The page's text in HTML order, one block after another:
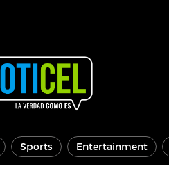
Sports Entertainment